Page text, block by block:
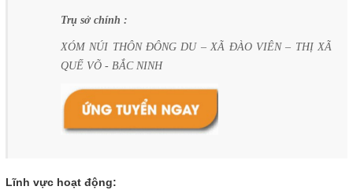
Trụ sở chính :
XÓM NÚI THÔN ĐÔNG DU – XÃ ĐÀO VIÊN – THỊ XÃ
QUẾ VÕ - BẮC NINH
Lĩnh vực hoạt động: